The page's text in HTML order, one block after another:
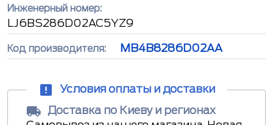
Инженерный номер:
LJ6BS286D02AC5YZ9
Код производителя: MB4B8286D02AA
Условия оплаты и доставки
Доставка по Киеву и регионах